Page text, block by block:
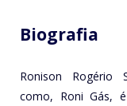
Biografia
Ronison Rogério
como, Roni Gás,